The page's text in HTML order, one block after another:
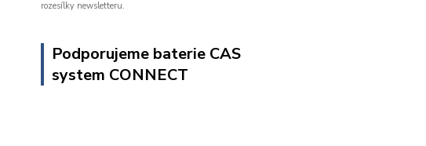
rozesílky newsletteru.
Podporujeme baterie CAS
system CONNECT